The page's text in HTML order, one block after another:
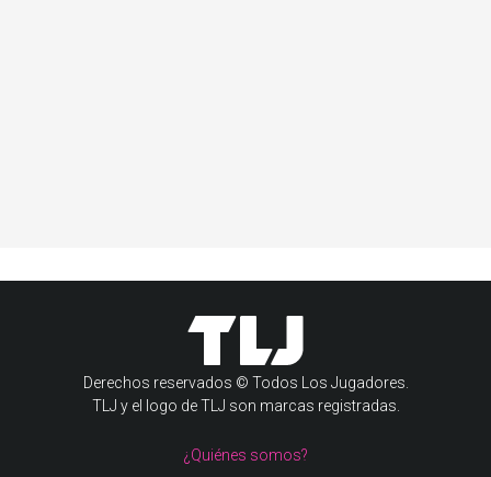
Derechos reservados © Todos Los Jugadores.
TLJ y el logo de TLJ son marcas registradas.
¿Quiénes somos?